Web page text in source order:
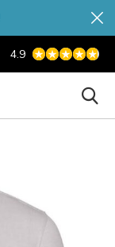
7 Dagen Per
4.9